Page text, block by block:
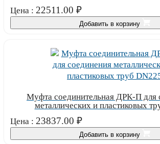
Цена : 22511.00 ₽
Добавить в корзину
Муфта соединительная ДРК-П для
металлических и пластиковых
Цена : 23837.00 ₽
Добавить в корзину